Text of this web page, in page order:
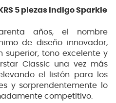
5 piezas Indigo Sparkle
años, el nombre
de diseño innovador,
superior, tono excelente y
Classic una vez más
el listón para los
y sorprendentemente lo
competitivo.